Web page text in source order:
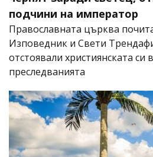
подчини на император
Православната църква
Изповедник и Свети
отстоявали християнската си
преследванията